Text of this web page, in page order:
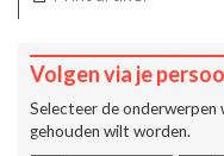
Volgen via je
Selecteer de onderwerpen
gehouden wilt worden.